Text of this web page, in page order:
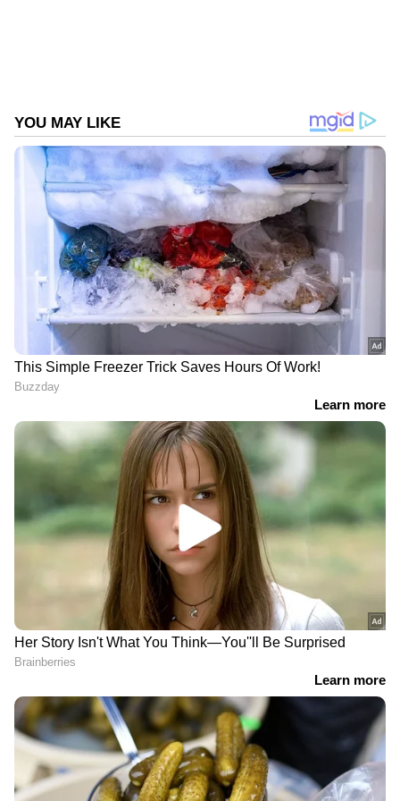
പട്ടികകള്‍ പ്രസിദ്ധീകരിച്ചിട്ടുണ്ട്. ''കളിക്കാരുടെ
ഫിറ്റ്‌നസ് നില വിലയിരുത്താനും 26 അംഗ
സംഘത്തെ അന്തിമമാക്കാനും
അനുവദിച്ചിരിക്കുന്ന മുഴുവന്‍ സമയവും
ഞങ്ങള്‍ ഉപയോഗിക്കുകയാണ്. അതിനു
ശേഷം സൗഹൃദ മത്സരങ്ങളില്‍ ഒരു
താരത്തെയും അപകടസാധ്യതയില്‍ ആക്കില്ല,
വിവിധ താരങ്ങളെ ഉള്‍പ്പെടുത്തി ടീം
ഉപയോഗിക്കും.'' സ്‌കലോണി പറഞ്ഞു.
DOWNLOAD APP
ഏഷ്യാനെറ്റ് ന്യൂസ് മലയാളത്തിലൂടെSports
Newsഅറിയൂ.Football Newsതുടങ്ങി
എല്ലാ കായിക ഇനങ്ങളുടെയും
അപ്‌ഡേറ്റുകൾ ഒറ്റതൊട്ടിൽ. നിങ്ങളുടെ പ്രിയ
ടീമുകളുടെ പ്രകടനങ്ങൾ, ആവേശകരമായ
നിമിഷങ്ങൾ, മത്സരം കഴിഞ്ഞുള്ള
വിശകലനങ്ങൾ എല്ലാം ഇപ്പോൾ
News Malayalam മലയാളത്തിൽ തന്നെ!